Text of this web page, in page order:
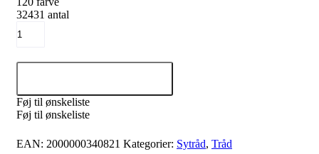
32431 antal
Føj til ønskeliste
Føj til ønskeliste
EAN: 2000000340821 Kategorier: Sytråd, Tråd